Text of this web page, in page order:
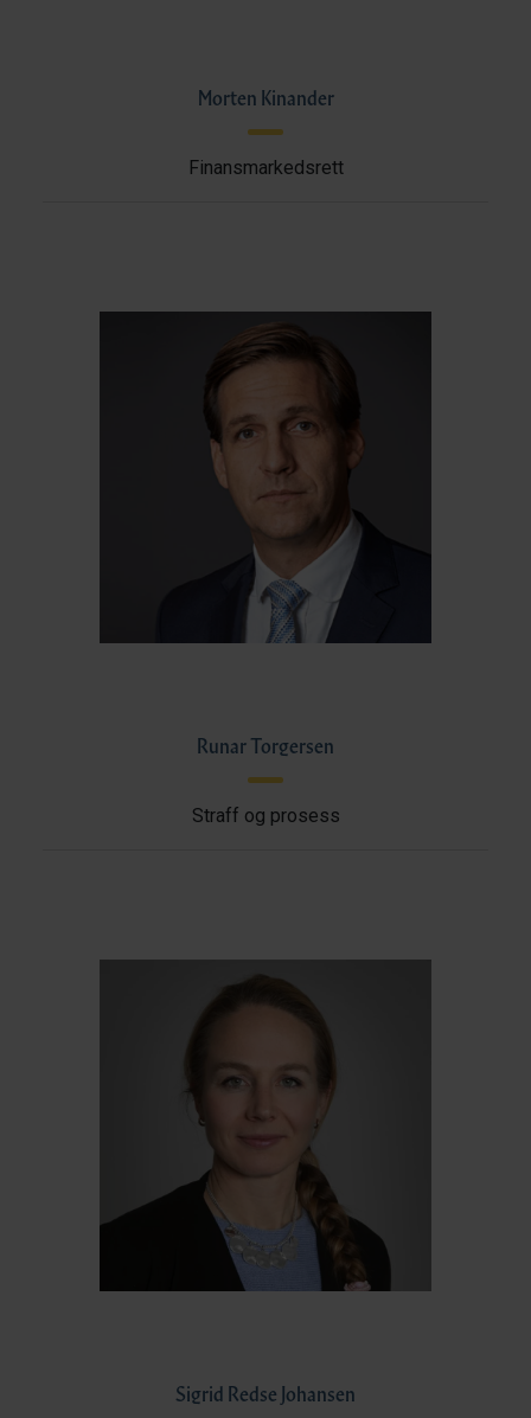
Morten Kinander
Finansmarkedsrett
Runar Torgersen
Straff og prosess
Sigrid Redse Johansen